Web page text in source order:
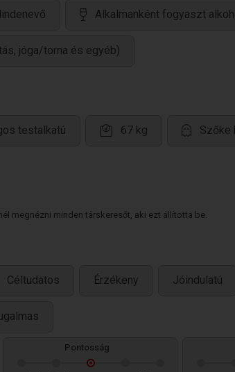
Alkalmanként fogyaszt
jóga/torna és egyéb)
testalkatú 67 kg Szőke
megnézni minden társkeresőt, aki ezt állította be.
Céltudatos Érzékeny Jóindulatú
Pontosság